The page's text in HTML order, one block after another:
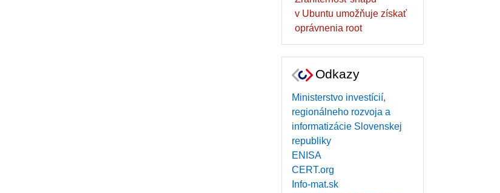
v Ubuntu umožňuje získať
oprávnenia root
Odkazy
Ministerstvo investícií,
regionálneho rozvoja a
informatizácie Slovenskej
republiky
ENISA
CERT.org
Info-mat.sk